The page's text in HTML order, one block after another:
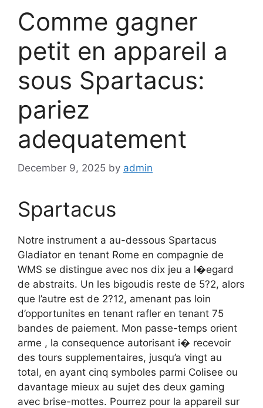
Comme gagner
petit en appareil a
sous Spartacus:
pariez
adequatement
December 9, 2025 by admin
Spartacus
Notre instrument a au-dessous Spartacus
Gladiator en tenant Rome en compagnie de
WMS se distingue avec nos dix jeu a l�egard
de abstraits. Un les bigoudis reste de 5?2, alors
que l’autre est de 2?12, amenant pas loin
d’opportunites en tenant rafler en tenant 75
bandes de paiement. Mon passe-temps orient
arme , la consequence autorisant i� recevoir
des tours supplementaires, jusqu’a vingt au
total, en ayant cinq symboles parmi Colisee ou
davantage mieux au sujet des deux gaming
avec brise-mottes. Pourrez pour la appareil sur